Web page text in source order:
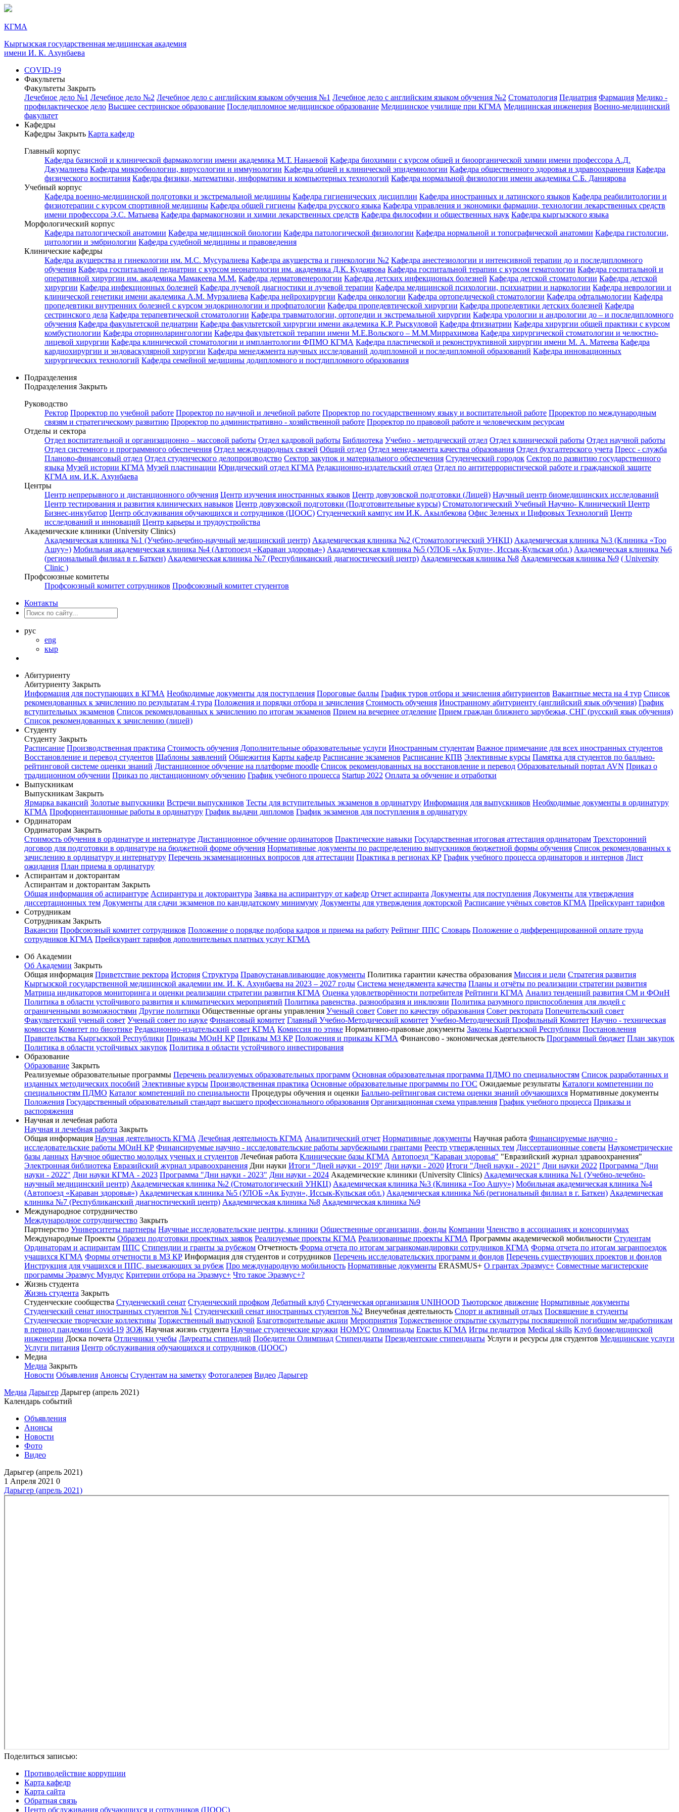
КГМА
Кыргызская государственная медицинская академия
имени И. К. Ахунбаева
COVID-19
Факультеты
Факультеты Закрыть
Лечебное дело №1 Лечебное дело №2 Лечебное дело с английским языком обучения №1 Лечебное дело с английским языком обучения №2 Стоматология Педиатрия Фармация Медико -
профилактическое дело Высшее сестринское образование Последипломное медицинское образование Медицинское училище при КГМА Медицинская инженерия Военно-медицинский
факультет
Кафедры
Кафедры Закрыть Карта кафедр
Главный корпус
Кафедра базисной и клинической фармакологии имени академика М.Т. Нанаевой Кафедра биохимии с курсом общей и биоорганической химии имени профессора А.Д.
Джумалиева Кафедра микробиологии, вирусологии и иммунологии Кафедра общей и клинической эпидемиологии Кафедра общественного здоровья и здравоохранения Кафедра
физического воспитания Кафедра физики, математики, информатики и компьютерных технологий Кафедра нормальной физиологии имени академика С.Б. Даниярова
Учебный корпус
Кафедра военно-медицинской подготовки и экстремальной медицины Кафедра гигиенических дисциплин Кафедра иностранных и латинского языков Кафедра реабилитологии и
физиотерапии с курсом спортивной медицины Кафедра общей гигиены Кафедра русского языка Кафедра управления и экономики фармации, технологии лекарственных средств
имени профессора Э.С. Матыева Кафедра фармакогнозии и химии лекарственных средств Кафедра философии и общественных наук Кафедра кыргызского языка
Морфологический корпус
Кафедра патологической анатомии Кафедра медицинской биологии Кафедра патологической физиологии Кафедра нормальной и топографической анатомии Кафедра гистологии,
цитологии и эмбриологии Кафедра судебной медицины и правоведения
Клинические кафедры
Кафедра акушерства и гинекологии им. М.С. Мусуралиева Кафедра акушерства и гинекологии №2 Кафедра анестезиологии и интенсивной терапии до и последипломного
обучения Кафедра госпитальной педиатрии с курсом неонатологии им. академика Д.К. Кудаярова Кафедра госпитальной терапии с курсом гематологии Кафедра госпитальной и
оперативной хирургии им. академика Мамакеева М.М. Кафедра дерматовенерологии Кафедра детских инфекционых болезней Кафедра детской стоматологии Кафедра детской
хирургии Кафедра инфекционных болезней Кафедра лучевой диагностики и лучевой терапии Кафедра медицинской психологии, психиатрии и наркологии Кафедра неврологии и
клинической генетики имени академика А.М. Мурзалиева Кафедра нейрохирургии Кафедра онкологии Кафедра ортопедической стоматологии Кафедра офтальмологии Кафедра
пропедевтики внутренних болезней с курсом эндокринологии и профпатологии Кафедра пропедевтической хирургии Кафедра пропедевтики детских болезней Кафедра
сестринского дела Кафедра терапевтической стоматологии Кафедра травматологии, ортопедии и экстремальной хирургии Кафедра урологии и андрологии до – и последипломного
обучения Кафедра факультетской педиатрии Кафедра факультетской хирургии имени академика К.Р. Рыскуловой Кафедра фтизиатрии Кафедра хирургии общей практики с курсом
комбустиологии Кафедра оториноларингологии Кафедра факультетской терапии имени М.Е.Вольского – М.М.Миррахимова Кафедра хирургической стоматологии и челюстно-
лицевой хирургии Кафедра клинической стоматологии и имплантологии ФПМО КГМА Кафедра пластической и реконструктивной хирургии имени М. А. Матеева Кафедра
кардиохирургии и эндоваскулярной хирургии Кафедра менеджмента научных исследований додипломной и последипломной образований Кафедра инновационных
хирургических технологий Кафедра семейной медицины додипломного и постдипломного образования
Подразделения
Подразделения Закрыть
Руководство
Ректор Проректор по учебной работе Проректор по научной и лечебной работе Проректор по государственному языку и воспитательной работе Проректор по международным
связям и стратегическому развитию Проректор по административно - хозяйственной работе Проректор по правовой работе и человеческим ресурсам
Отделы и сектора
Отдел воспитательной и организационно – массовой работы Отдел кадровой работы Библиотека Учебно - методический отдел Отдел клинической работы Отдел научной работы
Отдел системного и программного обеспечения Отдел международных связей Общий отдел Отдел менеджмента качества образования Отдел бухгалтерского учета Пресс - служба
Планово-финансовый отдел Отдел студенческого делопроизводство Сектор закупок и материального обеспечения Студенческий городок Сектор по развитию государственного
языка Музей истории КГМА Музей пластинации Юридический отдел КГМА Редакционно-издательский отдел Отдел по антитеррористической работе и гражданской защите
КГМА им. И.К. Ахунбаева
Центры
Центр непрерывного и дистанционного обучения Центр изучения иностранных языков Центр довузовской подготовки (Лицей) Научный центр биомедицинских исследований
Центр тестирования и развития клинических навыков Центр довузовской подготовки (Подготовительные курсы) Стоматологический Учебный Научно- Клинический Центр
Бизнес-инкубатор Центр обслуживания обучающихся и сотрудников (ЦООС) Студенческий кампус им И.К. Акылбекова Офис Зеленых и Цифровых Технологий Центр
исследований и инноваций Центр карьеры и трудоустройства
Академические клиники (University Clinics)
Академическая клиника №1 (Учебно-лечебно-научный медицинский центр) Академическая клиника №2 (Стоматологический УНКЦ) Академическая клиника №3 (Клиника «Тоо
Ашуу») Мобильная академическая клиника №4 (Автопоезд «Караван здоровья») Академическая клиника №5 (УЛОБ «Ак Булун», Иссык-Кульская обл.) Академическая клиника №6
(региональный филиал в г. Баткен) Академическая клиника №7 (Республиканский диагностический центр) Академическая клиника №8 Академическая клиника №9 ( University
Clinic )
Профсоюзные комитеты
Профсоюзный комитет сотрудников Профсоюзный комитет студентов
Контакты
рус
eng
кыр
Абитуриенту
Абитуриенту Закрыть
Информация для поступающих в КГМА Необходимые документы для поступления Пороговые баллы График туров отбора и зачисления абитуриентов Вакантные места на 4 тур Список
рекомендованных к зачислению по результатам 4 тура Положения и порядки отбора и зачисления Стоимость обучения Иностранному абитуриенту (английский язык обучения) График
вступительных экзаменов Список рекомендованных к зачислению по итогам экзаменов Прием на вечернее отделение Прием граждан ближнего зарубежья, СНГ (русский язык обучения)
Список рекомендованных к зачислению (лицей)
Студенту
Студенту Закрыть
Расписание Производственная практика Стоимость обучения Дополнительные образовательные услуги Иностранным студентам Важное примечание для всех иностранных студентов
Восстановление и перевод студентов Шаблоны заявлений Общежития Карты кафедр Расписание экзаменов Расписание КПВ Элективные курсы Памятка для студентов по балльно-
рейтинговой системе оценки знаний Дистанционное обучение на платформе moodle Список рекомендованных на восстановление и перевод Образовательный портал AVN Приказ о
традиционном обучении Приказ по дистанционному обучению График учебного процесса Startup 2022 Оплата за обучение и отработки
Выпускникам
Выпускникам Закрыть
Ярмарка вакансий Золотые выпускники Встречи выпускников Тесты для вступительных экзаменов в ординатуру Информация для выпускников Необходимые документы в ординатуру
КГМА Профориентационные работы в ординатуру График выдачи дипломов График экзаменов для поступления в ординатуру
Ординаторам
Ординаторам Закрыть
Стоимость обучения в ординатуре и интернатуре Дистанционное обучение ординаторов Практические навыки Государственная итоговая аттестация ординаторам Трехсторонний
договор для подготовки в ординатуре на бюджетной форме обучения Нормативные документы по распределению выпускников бюджетной формы обучения Список рекомендованных к
зачислению в ординатуру и интернатуру Перечень экзаменационных вопросов для аттестации Практика в регионах КР График учебного процесса ординаторов и интернов Лист
ожидания План приема в ординатуру
Аспирантам и докторантам
Аспирантам и докторантам Закрыть
Общая информация об аспирантуре Аспирантура и докторантура Заявка на аспирантуру от кафедр Отчет аспиранта Документы для поступления Документы для утверждения
диссертационных тем Документы для сдачи экзаменов по кандидатскому минимуму Документы для утверждения докторской Расписание учёных советов КГМА Прейскурант тарифов
Сотрудникам
Сотрудникам Закрыть
Вакансии Профсоюзный комитет сотрудников Положение о порядке подбора кадров и приема на работу Рейтинг ППС Словарь Положение о дифференцированной оплате труда
сотрудников КГМА Прейскурант тарифов дополнительных платных услуг КГМА
Об Академии
Об Академии Закрыть
Общая информация Приветствие ректора История Структура Правоустанавливающие документы Политика гарантии качества образования Миссия и цели Стратегия развития
Кыргызской государственной медицинской академии им. И. К. Ахунбаева на 2023 – 2027 годы Система менеджмента качества Планы и отчёты по реализации стратегии развития
Матрица индикаторов мониторинга и оценки реализации стратегии развития КГМА Оценка удовлетворённости потребителя Рейтинги КГМА Анализ тенденций развития СМ и ФОиН
Политика в области устойчивого развития и климатических мероприятий Политика равенства, разнообразия и инклюзии Политика разумного приспособления для людей с
ограниченными возможностями Другие политики Общественные органы управления Ученый совет Совет по качеству образования Совет ректората Попечительский совет
Факультетский ученый совет Ученый совет по науке Финансовый комитет Главный Учебно-Методический комитет Учебно-Методический Профильный Комитет Научно - техническая
комиссия Комитет по биоэтике Редакционно-издательский совет КГМА Комиссия по этике Нормативно-правовые документы Законы Кыргызской Республики Постановления
Правительства Кыргызской Республики Приказы МОиН КР Приказы МЗ КР Положения и приказы КГМА Финансово - экономическая деятельность Программный бюджет План закупок
Политика в области устойчивых закупок Политика в области устойчивого инвестирования
Образование
Образование Закрыть
Реализуемые образовательные программы Перечень реализуемых образовательных программ Основная образовательная программа ПДМО по специальностям Список разработанных и
изданных методических пособий Элективные курсы Производственная практика Основные образовательные программы по ГОС Ожидаемые результаты Каталоги компетенции по
специальностям ПДМО Каталог компетенций по специальности Процедуры обучения и оценки Балльно-рейтинговая система оценки знаний обучающихся Нормативные документы
Положения Государственный образовательный стандарт высшего профессионального образования Организационная схема управления График учебного процесса Приказы и
распоряжения
Научная и лечебная работа
Научная и лечебная работа Закрыть
Общая информация Научная деятельность КГМА Лечебная деятельность КГМА Аналитический отчет Нормативные документы Научная работа Финансируемые научно -
исследовательские работы МОиН КР Финансируемые научно - исследовательские работы зарубежными грантами Реестр утвержденных тем Диссертационные советы Наукометрические
базы данных Научное общество молодых ученых и студентов Лечебная работа Клинические базы КГМА Автопоезд "Караван здоровья" "Евразийский журнал здравоохранения"
Электронная библиотека Евразийский журнал здравоохранения Дни науки Итоги "Дней науки - 2019" Дни науки - 2020 Итоги "Дней науки - 2021" Дни науки 2022 Программа "Дни
науки - 2022" Дни науки КГМА - 2023 Программа "Дни науки - 2023" Дни науки - 2024 Академические клиники (University Clinics) Академическая клиника №1 (Учебно-лечебно-
научный медицинский центр) Академическая клиника №2 (Стоматологический УНКЦ) Академическая клиника №3 (Клиника «Тоо Ашуу») Мобильная академическая клиника №4
(Автопоезд «Караван здоровья») Академическая клиника №5 (УЛОБ «Ак Булун», Иссык-Кульская обл.) Академическая клиника №6 (региональный филиал в г. Баткен) Академическая
клиника №7 (Республиканский диагностический центр) Академическая клиника №8 Академическая клиника №9
Международное сотрудничество
Международное сотрудничество Закрыть
Партнерство Университеты партнеры Научные исследовательские центры, клиники Общественные организации, фонды Компании Членство в ассоциациях и консорциумах
Международные Проекты Образец подготовки проектных заявок Реализуемые проекты КГМА Реализованные проекты КГМА Программы академической мобильности Студентам
Ординаторам и аспирантам ППС Стипендии и гранты за рубежом Отчетность Форма отчета по итогам загранкомандировки сотрудников КГМА Форма отчета по итогам загранпоездок
учащихся КГМА Формы отчетности в МЗ КР Информация для студентов и сотрудников Перечень исследовательских программ и фондов Перечень существующих проектов и фондов
Инструкция для учащихся и ППС, выезжающих за рубеж Про международную мобильность Нормативные документы ERASMUS+ О грантах Эразмус+ Совместные магистерские
программы Эразмус Мундус Критерии отбора на Эразмус+ Что такое Эразмус+?
Жизнь студента
Жизнь студента Закрыть
Студенческие сообщества Студенческий сенат Студенческий профком Дебатный клуб Студенческая организация UNIHOOD Тьюторское движение Нормативные документы
Студенческий сенат иностранных студентов №1 Студенческий сенат иностранных студентов №2 Внеучебная деятельность Спорт и активный отдых Посвящение в студенты
Студенческие творческие коллективы Торжественный выпускной Благотворительные акции Мероприятия Торжественное открытие скульптуры посвященной погибшим медработникам
в период пандемии Covid-19 ЗОЖ Научная жизнь студента Научные студенческие кружки НОМУС Олимпиады Enactus КГМА Игры педиатров Medical skills Клуб биомедицинской
инженерии Доска почета Отличники учебы Лауреаты стипендий Победители Олимпиад Стипендиаты Президентские стипендиаты Услуги и ресурсы для студентов Медицинские услуги
Услуги питания Центр обслуживания обучающихся и сотрудников (ЦООС)
Медиа
Медиа Закрыть
Новости Объявления Анонсы Студентам на заметку Фотогалерея Видео Дарыгер
Медиа Дарыгер Дарыгер (апрель 2021)
Календарь событий
Объявления
Анонсы
Новости
Фото
Видео
Дарыгер (апрель 2021)
1 Апреля 2021 0
Дарыгер (апрель 2021)
Поделиться записью:
Противодействие коррупции
Карта кафедр
Карта сайта
Обратная связь
Центр обслуживания обучающихся и сотрудников (ЦООС)